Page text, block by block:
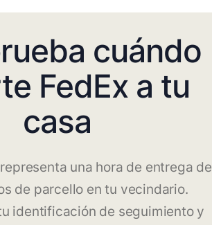
cuándo
FedEx a tu
casa
una hora de entrega de
de parcello en tu vecindario.
identificación de seguimiento y